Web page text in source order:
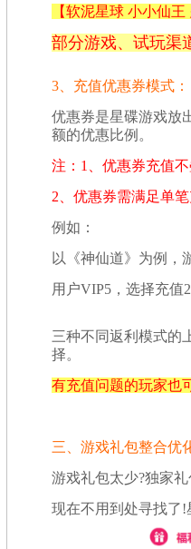
【软泥星球 小小仙王
部分游戏、试玩渠
3、充值优惠券模式：
优惠券是星碟游戏放
额的优惠比例。
注：1、优惠券充值
2、优惠券需满足单
例如：
以《神仙道》为例，
用户VIP5，选择充值
三种不同返利模式的
择。
有充值问题的玩家也
三、游戏礼包整合优
游戏礼包太少?独家
现在不用到处寻找了